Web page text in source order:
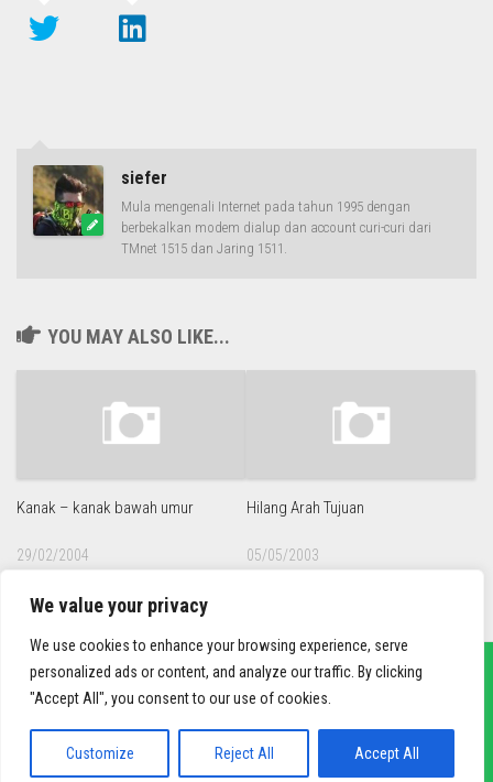
We value your privacy
We use cookies to enhance your browsing experience, serve
personalized ads or content, and analyze our traffic. By clicking
"Accept All", you consent to our use of cookies.
Customize Reject All Accept All
siefer
Mula mengenali Internet pada tahun 1995 dengan
berbekalkan modem dialup dan account curi-curi dari
TMnet 1515 dan Jaring 1511.
YOU MAY ALSO LIKE...
Kanak – kanak bawah umur
29/02/2004
Hilang Arah Tujuan
05/05/2003
sief3r.com
Powered byWordPress. Theme byAlx.